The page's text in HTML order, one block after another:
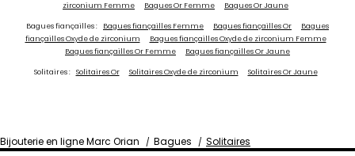
zirconium Femme
Bagues Or Femme Bagues Or Jaune
Bagues fiançailles : Bagues fiançailles Femme Bagues fiançailles Or
Bagues
fiançailles Oxyde de zirconium
Bagues fiançailles Oxyde de zirconium Femme
Bagues fiançailles Or Femme
Bagues fiançailles Or Jaune
Solitaires : Solitaires Or Solitaires Oxyde de zirconium Solitaires Or Jaune
Bijouterie en ligne Marc Orian Bagues Solitaires